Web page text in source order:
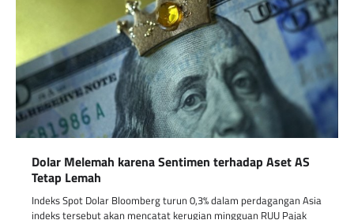
Dolar Melemah karena Sentimen terhadap Aset AS
Tetap Lemah
Indeks Spot Dolar Bloomberg turun 0,3% dalam perdagangan Asia
indeks tersebut akan mencatat kerugian mingguan RUU Pajak